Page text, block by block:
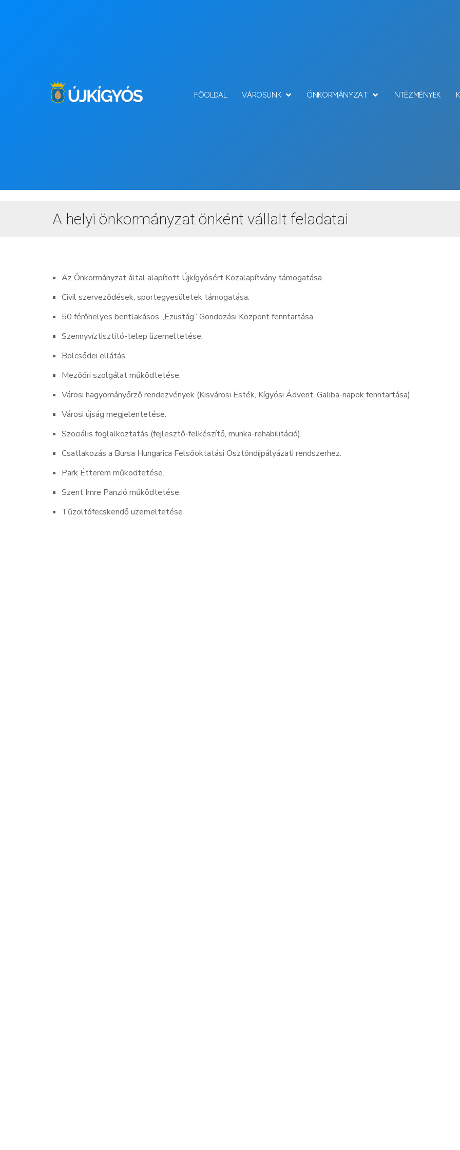
FŐOLDAL VÁROSUNK ÖNKORMÁNYZAT INTÉZMÉNYEK
A helyi önkormányzat önként vállalt feladatai
Az Önkormányzat által alapított Újkígyósért Közalapítvány támogatása.
Civil szerveződések, sportegyesületek támogatása.
50 férőhelyes bentlakásos „Ezüstág” Gondozási Központ fenntartása.
Szennyvíztisztító-telep üzemeltetése.
Bölcsődei ellátás.
Mezőőri szolgálat működtetése.
Városi hagyományőrző rendezvények (Kisvárosi Esték, Kígyósi Ádvent, Galiba-napok fenntartása).
Városi újság megjelentetése.
Szociális foglalkoztatás (fejlesztő-felkészítő, munka-rehabilitáció).
Csatlakozás a Bursa Hungarica Felsőoktatási Ösztöndíjpályázati rendszerhez.
Park Étterem működtetése.
Szent Imre Panzió működtetése.
Tűzoltófecskendő üzemeltetése